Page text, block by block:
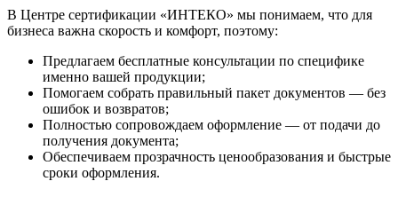
В Центре сертификации «ИНТЕКО» мы понимаем, что для
бизнеса важна скорость и комфорт, поэтому:
Предлагаем бесплатные консультации по специфике
именно вашей продукции;
Помогаем собрать правильный пакет документов — без
ошибок и возвратов;
Полностью сопровождаем оформление — от подачи до
получения документа;
Обеспечиваем прозрачность ценообразования и быстрые
сроки оформления.